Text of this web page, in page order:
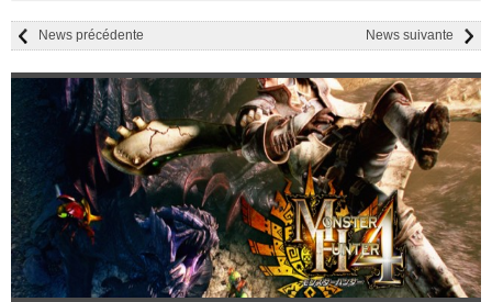
News suivante
News précédente